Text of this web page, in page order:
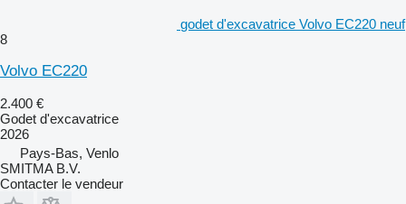
godet d'excavatrice Volvo EC220 neuf
8
Volvo EC220
2.400 €
Godet d'excavatrice
2026
Pays-Bas, Venlo
SMITMA B.V.
Contacter le vendeur